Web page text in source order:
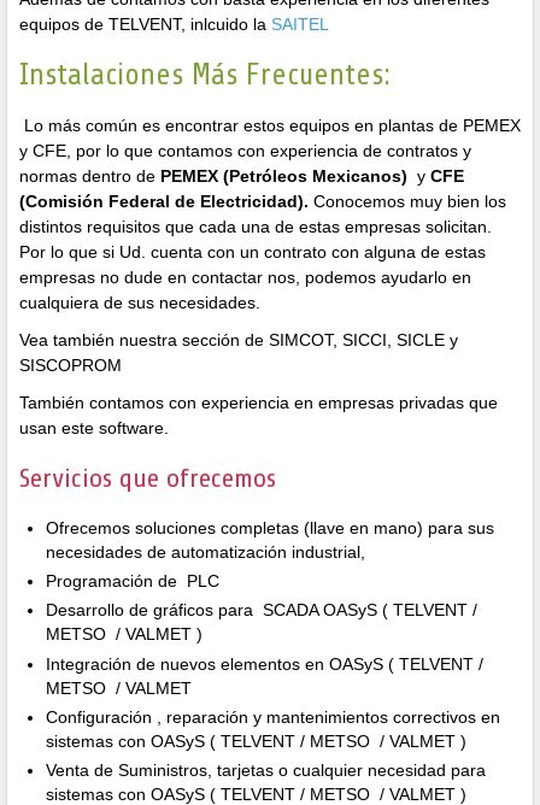
equipos de TELVENT, inlcuido la SAITEL
Instalaciones Más Frecuentes:
Lo más común es encontrar estos equipos en plantas de PEMEX
y CFE, por lo que contamos con experiencia de contratos y
normas dentro de PEMEX (Petróleos Mexicanos) y CFE
(Comisión Federal de Electricidad). Conocemos muy bien los
distintos requisitos que cada una de estas empresas solicitan.
Por lo que si Ud. cuenta con un contrato con alguna de estas
empresas no dude en contactar nos, podemos ayudarlo en
cualquiera de sus necesidades.
Vea también nuestra sección de SIMCOT, SICCI, SICLE y
SISCOPROM
También contamos con experiencia en empresas privadas que
usan este software.
Servicios que ofrecemos
Ofrecemos soluciones completas (llave en mano) para sus
necesidades de automatización industrial,
Programación de PLC
Desarrollo de gráficos para SCADA OASyS ( TELVENT /
METSO / VALMET )
Integración de nuevos elementos en OASyS ( TELVENT /
METSO / VALMET
Configuración , reparación y mantenimientos correctivos en
sistemas con OASyS ( TELVENT / METSO / VALMET )
Venta de Suministros, tarjetas o cualquier necesidad para
sistemas con OASyS ( TELVENT / METSO / VALMET )